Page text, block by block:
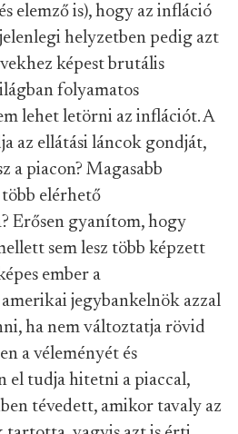
elemző is), hogy az infláció
helyzetben pedig azt
képest brutális
folyamatos
lehet letörni az inflációt. A
az ellátási láncok gondját,
a piacon? Magasabb
elérhető
Erősen gyanítom, hogy
sem lesz több képzett
ember a
jegybankelnök azzal
ha nem változtatja rövid
a véleményét és
el tudja hitetni a piaccal,
tévedett, amikor tavaly az